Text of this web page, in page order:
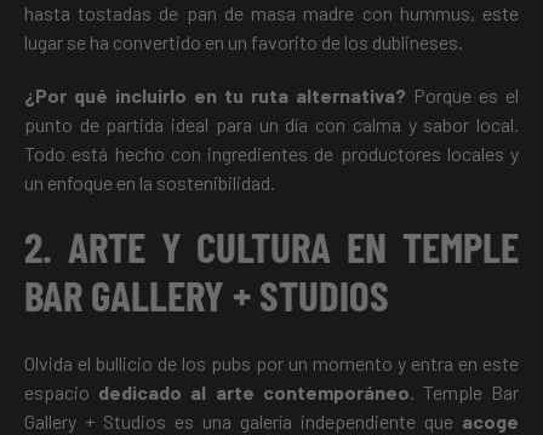
hasta tostadas de pan de masa madre con hummus, este
lugar se ha convertido en un favorito de los dublineses.
¿Por qué incluirlo en tu ruta alternativa? Porque es el
punto de partida ideal para un día con calma y sabor local.
Todo está hecho con ingredientes de productores locales y
un enfoque en la sostenibilidad.
2. ARTE Y CULTURA EN TEMPLE
BAR GALLERY + STUDIOS
Olvida el bullicio de los pubs por un momento y entra en este
espacio dedicado al arte contemporáneo. Temple Bar
Gallery + Studios es una galería independiente que acoge